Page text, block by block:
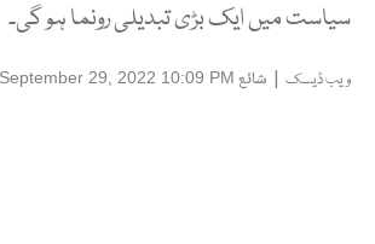
سیاست میں ایک بڑی تبدیلی رونما ہو گی۔
ویب ڈیسک | شائع September 29, 2022 10:09 PM